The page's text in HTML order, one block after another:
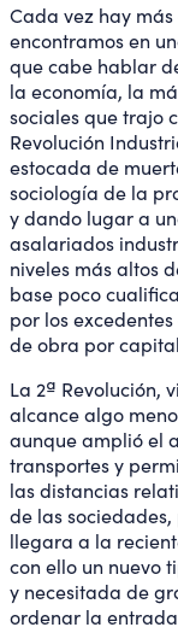
Cada vez hay
encontramos en
que cabe hablar
la economía, la
sociales que trajo
Revolución
estocada de
sociología de la
y dando lugar a
asalariados
niveles más altos
base poco
por los
de obra por
La 2ª Revolución,
alcance algo
aunque amplió el
transportes y
las distancias
de las
llegara a la
con ello un nuevo
y necesitada de
ordenar la